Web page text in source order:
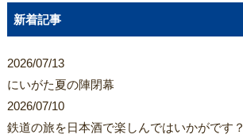
新着記事
2026/07/13
にいがた夏の陣閉幕
2026/07/10
鉄道の旅を日本酒で楽しんではいかがです？